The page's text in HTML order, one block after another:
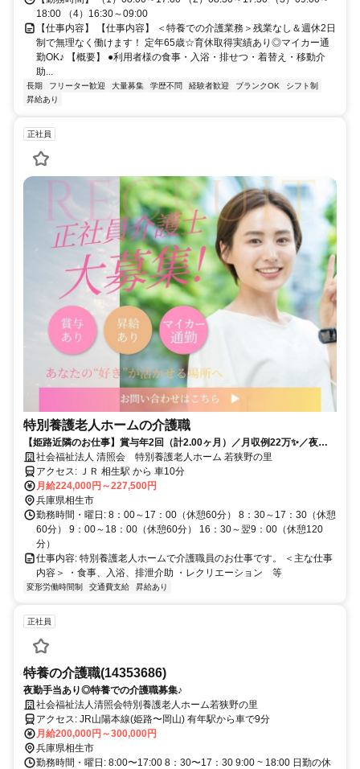
18:00 （4）16:30～09:00
【仕事内容】 【仕事内容】 ＜特養での介護業務＞残業なし＆週休2日
制で無理なく働けます！ 定年65歳☆育休取得実績あり◎マイカー通
勤OK♪ 【概要】 ●利用者様の食事・入浴・排せつ・着替え・移動介
助...
長期 フリーター歓迎 大量募集 学歴不問 経験者歓迎 ブランクOK
シフト制
昇給あり
正社員
特別養護老人ホームの介護職
【姫路近隣のお仕事】賞与年2回（計2.00ヶ月）／月収例22万✨／夜勤
手当5,000円／マイカー通勤可（駐車場あり）
社会福祉法人 清照会 特別養護老人ホーム 若狭野の里
アクセス: ＪＲ 相生駅 から 車10分
月給224,000円～227,500円
兵庫県相生市
勤務時間・曜日: 8：00～17：00（休憩60分） 8：30～17：30（休憩
60分） 9：00～18：00（休憩60分） 16：30～翌9：00（休憩120
分）
仕事内容: 特別養護老人ホームで介護職員のお仕事です。 ＜主な仕事
内容＞ ・食事、入浴、排泄介助 ・レクリエーション 等
変形労働時間制 交通費支給 昇給あり
正社員
特養の介護職(14353686)
夜勤手当あり◎特養での介護職募集♪
社会福祉法人清照会特別養護老人ホーム若狭野の里
アクセス: JR山陽本線(姫路〜岡山) 有年駅から車で9分
月給200,000円～300,000円
兵庫県相生市
勤務時間・曜日: 8:00〜17:00 8：30〜17：30 9:00 ~ 18:00 日勤の休